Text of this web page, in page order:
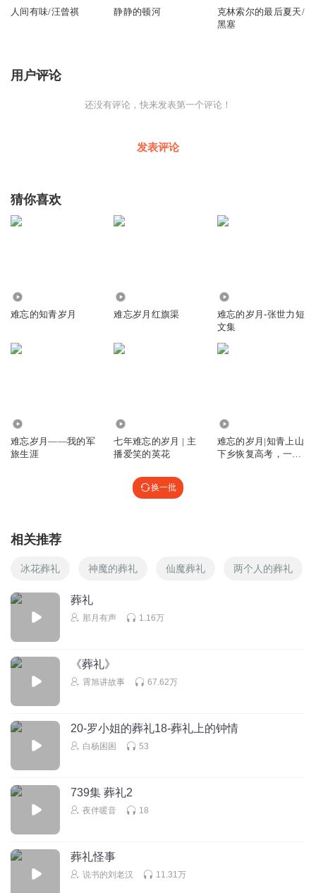
人间有味/汪曾祺 静静的顿河
克林索尔的最后夏天/
黑塞
用户评论
还没有评论，快来发表第一个评论！
发表评论
猜你喜欢
难忘的知青岁月 难忘岁月红旗渠
难忘的岁月-张世力短
文集
难忘岁月——我的军
旅生涯
七年难忘的岁月 | 主
播爱笑的英花
难忘的岁月|知青上山
下乡恢复高考，一代
换一批
相关推荐
冰花葬礼 神魔的葬礼 仙魔葬礼 两个人的葬礼
葬礼
那月有声 1.16万
《葬礼》
霄旭讲故事 67.62万
20-罗小姐的葬礼18-葬礼上的钟情
白杨困困 53
739集 葬礼2
夜伴暖音 18
葬礼怪事
说书的刘老汉 11.31万